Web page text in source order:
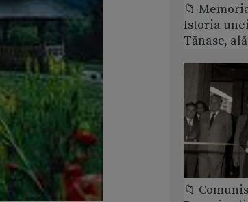
📁
Istoria
Tănase,
📁